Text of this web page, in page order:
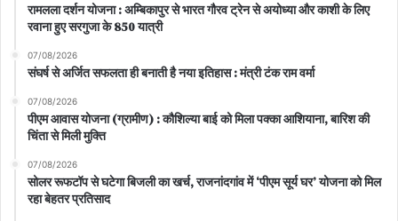
रामलला दर्शन योजना : अम्बिकापुर से भारत गौरव ट्रेन से अयोध्या और काशी के लिए
रवाना हुए सरगुजा के 850 यात्री
07/08/2026
संघर्ष से अर्जित सफलता ही बनाती है नया इतिहास : मंत्री टंक राम वर्मा
07/08/2026
पीएम आवास योजना (ग्रामीण) : कौशिल्या बाई को मिला पक्का आशियाना, बारिश की
चिंता से मिली मुक्ति
07/08/2026
सोलर रूफटॉप से घटेगा बिजली का खर्च, राजनांदगांव में ‘पीएम सूर्य घर’ योजना को मिल
रहा बेहतर प्रतिसाद